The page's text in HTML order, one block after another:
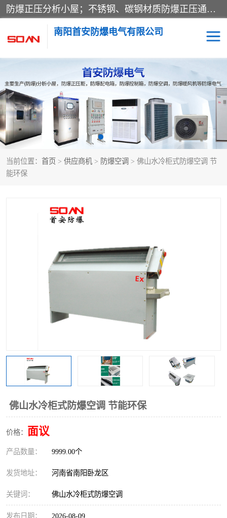
防爆正压分析小屋；不锈钢、碳钢材质防爆正压通风柜，分上下、左右、外挂三种款式；立式、挂式防爆配电柜体；不锈钢、碳钢防爆变频、磁力、星三角启动器；不锈钢、碳钢、铸铝防爆控制箱柜；可操作按键、多块式防爆仪表箱；多材质防爆接线箱；台式防爆电脑、防爆监视器。产品适配石油、化工、煤炭、电力、纺织、酿酒、航天、铁路、冶金、船舶、消防、市政等多行业工况使用。
南阳首安防爆电气有限公司
当前位置： 首页 > 供应商机 > 防爆空调 > 佛山水冷柜式防爆空调 节
能环保
佛山水冷柜式防爆空调 节能环保
价格： 面议
产品数量： 9999.00个
发货地址： 河南省南阳卧龙区
关键词： 佛山水冷柜式防爆空调
发布日期： 2026-08-09
防爆小屋 防爆正压柜
防爆空调 防爆配电箱
防爆控制箱 防爆接线箱
防爆操作柱 防爆监视显示器